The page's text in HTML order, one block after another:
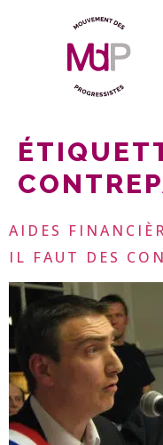
AIDES
IL FAUT DES